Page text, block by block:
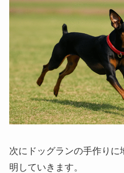
次にドッグランの手作りに
明していきます。